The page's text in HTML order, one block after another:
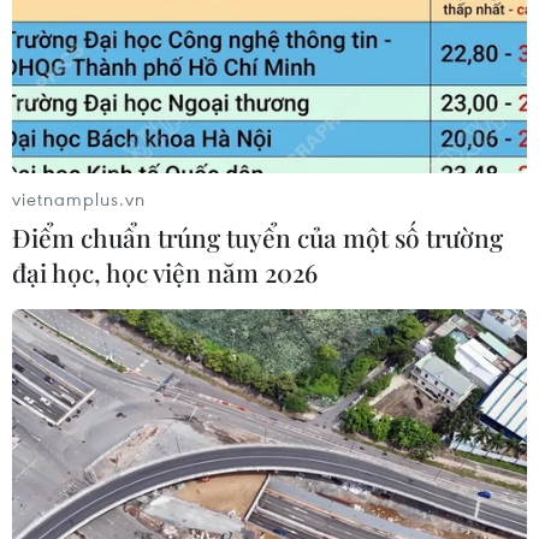
Xem thêm
CƠ QUAN CHỦ QUẢN: THÔNG TẤN XÃ VIỆT NAM
Tổng Biên tập: TRẦN TIẾN DUẨN
Phó Tổng Biên tập: NGUYỄN THỊ TÁM, KHÚC THANH
THỦY
Sở hữu trí tuệ
Quy định sử dụng
RSS
Hỗ trợ
Ngôn ngữ
TTXVN
Dịch vụ tin
Quảng cáo
vietnamplus.vn
Điểm chuẩn trúng tuyển của một số trường
đại học, học viện năm 2026